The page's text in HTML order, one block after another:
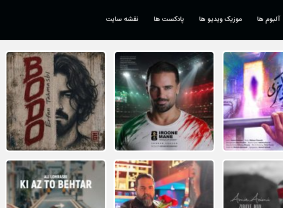
آلبوم ها موزیک ویدیو ها پادکست ها نقشه سایت